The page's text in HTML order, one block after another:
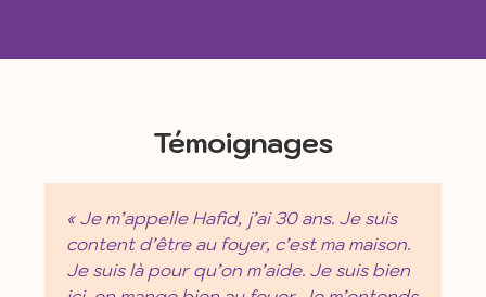
Témoignages
« Je m’appelle Hafid, j’ai 30 ans. Je suis
content d’être au foyer, c’est ma maison.
Je suis là pour qu’on m’aide. Je suis bien